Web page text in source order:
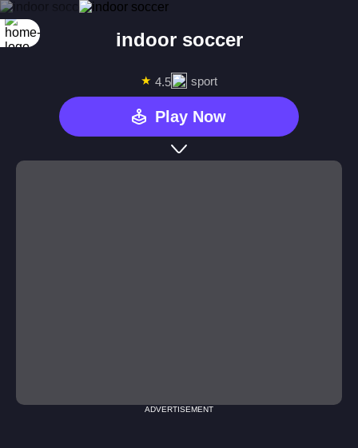
indoor soccer
★ 4.5 sport
Play Now
ADVERTISEMENT